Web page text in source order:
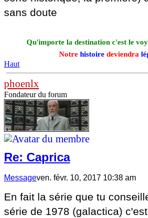
sans doute
Qu'importe la destination c'est le
Notre histoire deviendra
Haut
phoenlx
Fondateur du forum
Re: Caprica
Messageven. févr. 10, 2017 10:38 am
En fait la série que tu
série de 1978 (galactica)